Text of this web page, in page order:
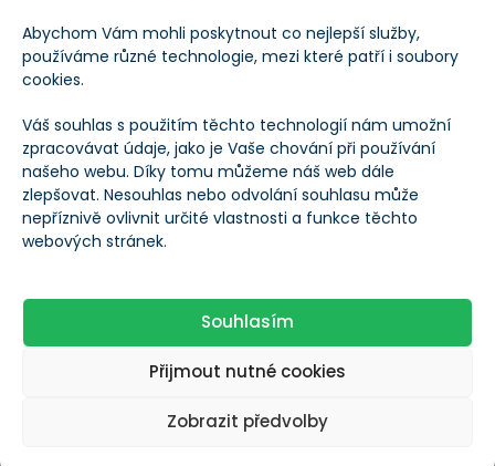
Abychom Vám mohli poskytnout co nejlepší služby,
používáme různé technologie, mezi které patří i soubory
cookies.
Váš souhlas s použitím těchto technologií nám umožní
zpracovávat údaje, jako je Vaše chování při používání
našeho webu. Díky tomu můžeme náš web dále
zlepšovat. Nesouhlas nebo odvolání souhlasu může
nepříznivě ovlivnit určité vlastnosti a funkce těchto
webových stránek.
Souhlasím
Přijmout nutné cookies
Zobrazit předvolby
Rigetti Computing (RGTI)
Rigetti Computing / RGTI
Načítání Načítání
Co to je?
Koupit akcie Rigetti Computing
Při obchodování CFD ztrácí peníze 77 %